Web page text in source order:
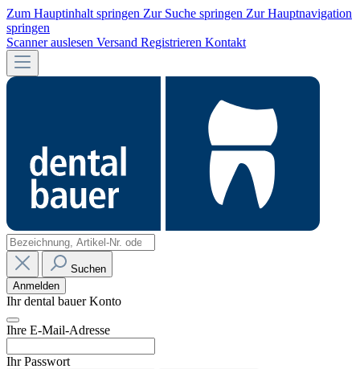
Zum Hauptinhalt springen Zur Suche springen Zur Hauptnavigation
springen
Scanner auslesen Versand Registrieren Kontakt
Suchen
Anmelden
Ihr dental bauer Konto
Ihre E-Mail-Adresse
Ihr Passwort